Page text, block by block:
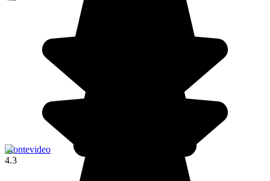
Montevideo
4.3